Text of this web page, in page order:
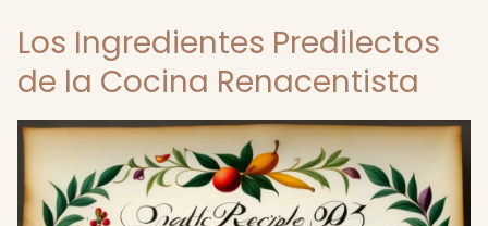
Los Ingredientes Predilectos
de la Cocina Renacentista